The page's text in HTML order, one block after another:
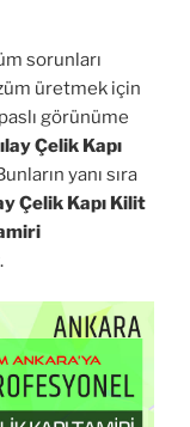
sorunları
üretmek için
görünüme
Çelik Kapı
yanı sıra
Çelik Kapı Kilit